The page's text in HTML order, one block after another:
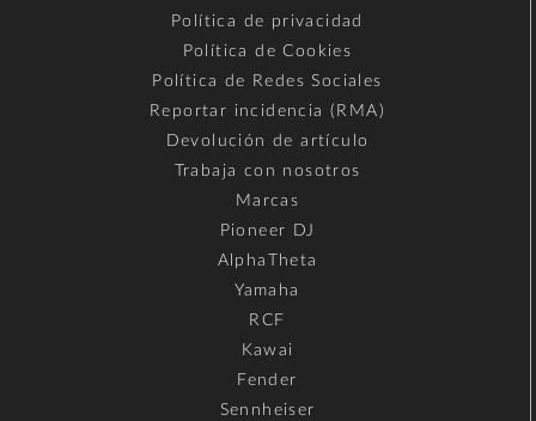
Política de privacidad
Política de Cookies
Política de Redes Sociales
Reportar incidencia (RMA)
Devolución de artículo
Trabaja con nosotros
Marcas
Pioneer DJ
AlphaTheta
Yamaha
RCF
Kawai
Fender
Sennheiser